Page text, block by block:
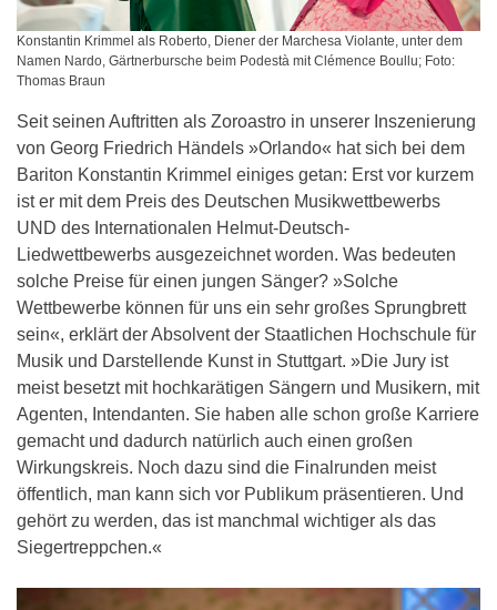
Konstantin Krimmel als Roberto, Diener der Marchesa Violante, unter dem
Namen Nardo, Gärtnerbursche beim Podestà mit Clémence Boullu; Foto:
Thomas Braun
Seit seinen Auftritten als Zoroastro in unserer Inszenierung
von Georg Friedrich Händels »Orlando« hat sich bei dem
Bariton Konstantin Krimmel einiges getan: Erst vor kurzem
ist er mit dem Preis des Deutschen Musikwettbewerbs
UND des Internationalen Helmut-Deutsch-
Liedwettbewerbs ausgezeichnet worden. Was bedeuten
solche Preise für einen jungen Sänger? »Solche
Wettbewerbe können für uns ein sehr großes Sprungbrett
sein«, erklärt der Absolvent der Staatlichen Hochschule für
Musik und Darstellende Kunst in Stuttgart. »Die Jury ist
meist besetzt mit hochkarätigen Sängern und Musikern, mit
Agenten, Intendanten. Sie haben alle schon große Karriere
gemacht und dadurch natürlich auch einen großen
Wirkungskreis. Noch dazu sind die Finalrunden meist
öffentlich, man kann sich vor Publikum präsentieren. Und
gehört zu werden, das ist manchmal wichtiger als das
Siegertreppchen.«